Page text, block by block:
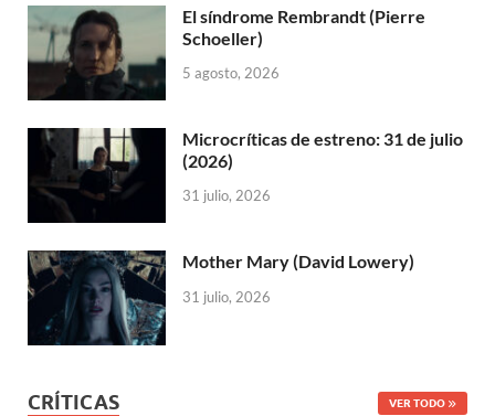
El síndrome Rembrandt (Pierre
Schoeller)
5 agosto, 2026
Microcríticas de estreno: 31 de julio
(2026)
31 julio, 2026
Mother Mary (David Lowery)
31 julio, 2026
CRÍTICAS VER TODO